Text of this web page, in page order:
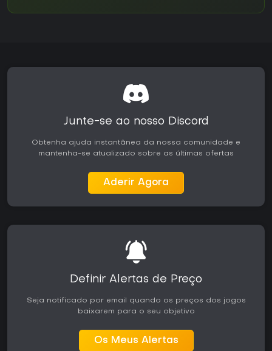
Junte-se ao nosso Discord
Obtenha ajuda instantânea da nossa comunidade e
mantenha-se atualizado sobre as últimas ofertas
Aderir Agora
Definir Alertas de Preço
Seja notificado por email quando os preços dos jogos
baixarem para o seu objetivo
Os Meus Alertas